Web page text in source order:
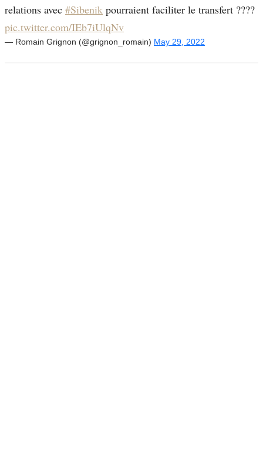
relations avec #Sibenik pourraient faciliter le transfert ????
pic.twitter.com/IEb7iUlqNv
— Romain Grignon (@grignon_romain) May 29, 2022